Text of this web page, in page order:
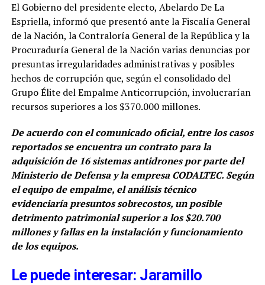
El Gobierno del presidente electo, Abelardo De La
Espriella, informó que presentó ante la Fiscalía General
de la Nación, la Contraloría General de la República y la
Procuraduría General de la Nación varias denuncias por
presuntas irregularidades administrativas y posibles
hechos de corrupción que, según el consolidado del
Grupo Élite del Empalme Anticorrupción, involucrarían
recursos superiores a los $370.000 millones.
De acuerdo con el comunicado oficial, entre los casos
reportados se encuentra un contrato para la
adquisición de 16 sistemas antidrones por parte del
Ministerio de Defensa y la empresa CODALTEC. Según
el equipo de empalme, el análisis técnico
evidenciaría presuntos sobrecostos, un posible
detrimento patrimonial superior a los $20.700
millones y fallas en la instalación y funcionamiento
de los equipos.
Le puede interesar: Jaramillo